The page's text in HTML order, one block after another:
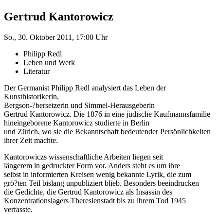
Gertrud Kantorowicz
So., 30. Oktober 2011, 17:00 Uhr
Philipp Redl
Leben und Werk
Literatur
Der Germanist Philipp Redl analysiert das Leben der
Kunsthistorikerin,
Bergson-?bersetzerin und Simmel-Herausgeberin
Gertrud Kantorowicz. Die 1876 in eine jüdische Kaufmannsfamilie
hineingeborene Kantorowicz studierte in Berlin
und Zürich, wo sie die Bekanntschaft bedeutender Persönlichkeiten
ihrer Zeit machte.
Kantorowiczs wissenschaftliche Arbeiten liegen seit
längerem in gedruckter Form vor. Anders steht es um ihre
selbst in informierten Kreisen wenig bekannte Lyrik, die zum
grö?ten Teil bislang unpubliziert blieb. Besonders beeindrucken
die Gedichte, die Gertrud Kantorowicz als Insassin des
Konzentrationslagers Theresienstadt bis zu ihrem Tod 1945
verfasste.